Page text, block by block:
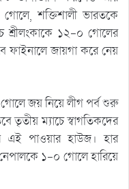
শক্তিশালী ভারতকে
শ্রীলংকাকে ১২-০ গোলের
ফাইনালে জায়গা করে নেয়
জয় নিয়ে লীগ পর্ব শুরু
তৃতীয় ম্যাচে স্বাগতিকদের
এই পাওয়ার হাউজ। হার
১-০ গোলে হারিয়ে